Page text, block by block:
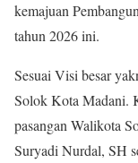
kemajuan
tahun 2026 ini.
Sesuai Visi besar
Solok Kota Madani.
pasangan Walikota
Suryadi Nurdal, SH